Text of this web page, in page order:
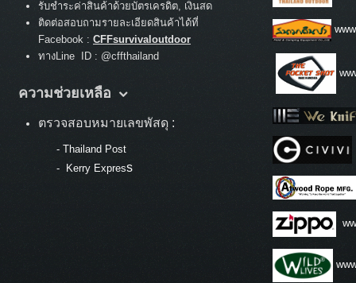
รับชำระค่าสินค้าด้วยบัตรเครดิต, เงินสด
ติดต่อสอบถามรายละเอียดสินค้าได้ที่
Facebook : CFFsurvivaloutdoor
ทางLine ID : @cffthailand
ความช่วยเหลือ
ตรวจสอบหมายเลขพัสดุ :
- Thailand Post
-
Kerry Express